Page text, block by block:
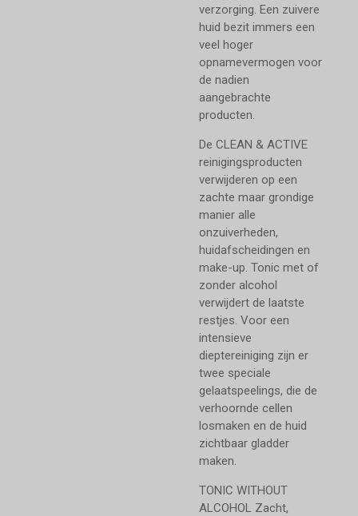
verzorging. Een zuivere
huid bezit immers een
veel hoger
opnamevermogen voor
de nadien
aangebrachte
producten.
De CLEAN & ACTIVE
reinigingsproducten
verwijderen op een
zachte maar grondige
manier alle
onzuiverheden,
huidafscheidingen en
make-up. Tonic met of
zonder alcohol
verwijdert de laatste
restjes. Voor een
intensieve
dieptereiniging zijn er
twee speciale
gelaatspeelings, die de
verhoornde cellen
losmaken en de huid
zichtbaar gladder
maken.
TONIC WITHOUT
ALCOHOL Zacht,